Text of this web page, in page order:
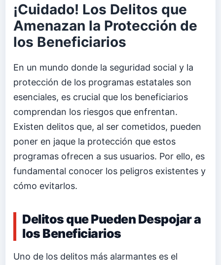
¡Cuidado! Los Delitos que
Amenazan la Protección de
los Beneficiarios
En un mundo donde la seguridad social y la
protección de los programas estatales son
esenciales, es crucial que los beneficiarios
comprendan los riesgos que enfrentan.
Existen delitos que, al ser cometidos, pueden
poner en jaque la protección que estos
programas ofrecen a sus usuarios. Por ello, es
fundamental conocer los peligros existentes y
cómo evitarlos.
Delitos que Pueden Despojar a
los Beneficiarios
Uno de los delitos más alarmantes es el